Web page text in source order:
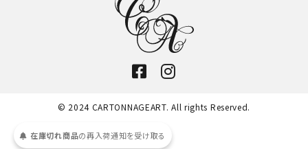
© 2024 CARTONNAGEART. All rights Reserved.
在庫切れ商品の再入荷通知を受け取る